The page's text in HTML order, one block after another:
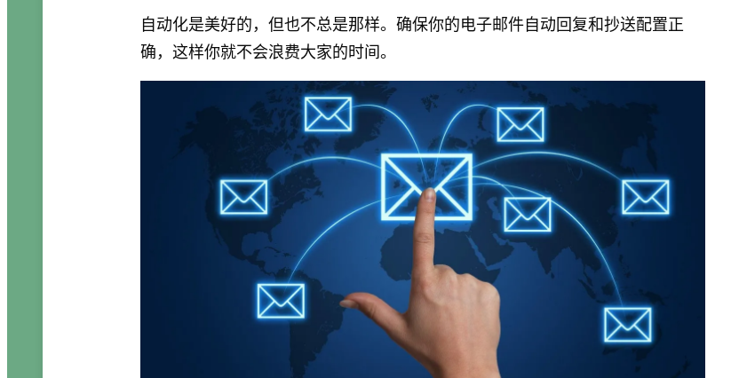
自动化是美好的，但也不总是那样。确保你的电子邮件自动回复和抄送配置正
确，这样你就不会浪费大家的时间。